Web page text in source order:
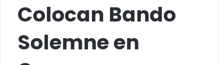
Colocan Bando
Solemne en